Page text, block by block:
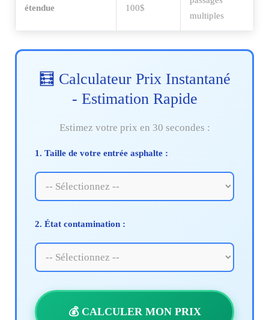
étendue
100$
multiples
🧮 Calculateur Prix Instantané
- Estimation Rapide
Estimez votre prix en 30 secondes :
1. Taille de votre entrée asphalte :
2. État contamination :
💰 CALCULER MON PRIX